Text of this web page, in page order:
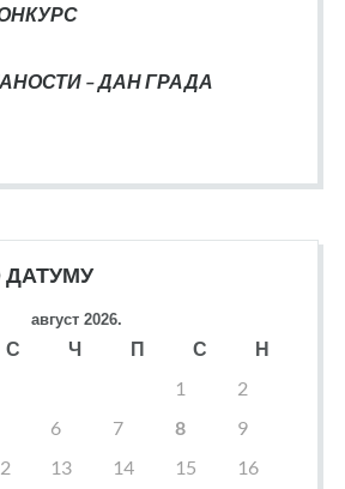
– ДАН ГРАДА
ДАТУМУ
август 2026.
С Ч П С
Н
1
2
6 7 8
9
13 14 15
16